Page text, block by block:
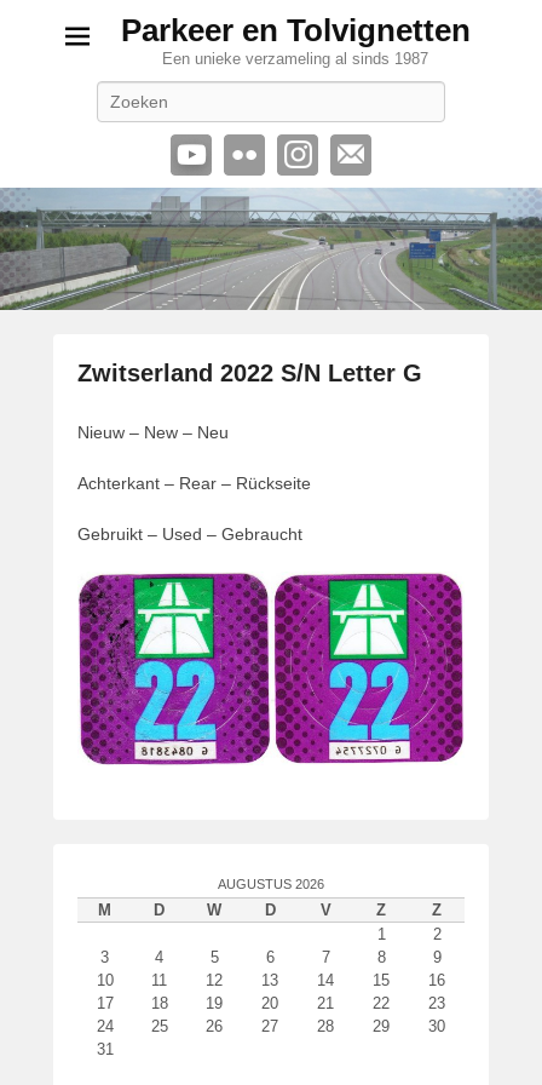
Parkeer en Tolvignetten
Een unieke verzameling al sinds 1987
Zwitserland 2022 S/N Letter G
e
l
a
s
t
o
p
1
1
o
Nieuw – New – Neu
Achterkant – Rear – Rückseite
Gebruikt – Used – Gebraucht
AUGUSTUS 2026
M D W D V Z
Z
1
2
3
4 5 6 7 8
9
10
11 12 13 14 15
16
17
18 19 20 21 22
23
24
25 26 27 28 29
30
31